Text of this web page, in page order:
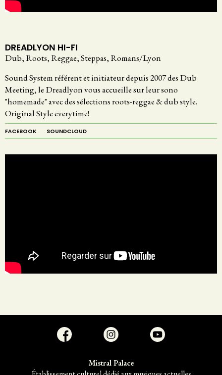
DREADLYON HI-FI
Dub, Roots, Reggae, Steppas, Romans/Lyon
Sound System référent et initiateur depuis 2007 des Dub
Meeting, le Dreadlyon vous accueille sur leur sono
"homemade" avec des sélections roots-reggae & dub style.
Original Style everytime!
FACEBOOK SOUNDCLOUD
Mistral Palace